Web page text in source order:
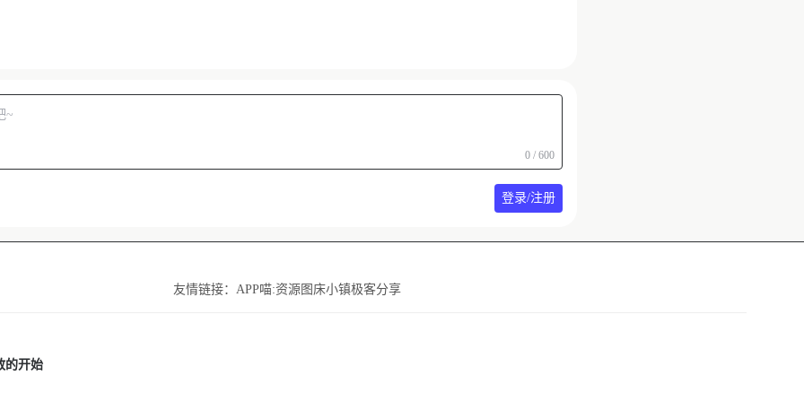
0 / 600
登录/注册
友情链接： APP喵:资源 图床小镇极客分享
的开始